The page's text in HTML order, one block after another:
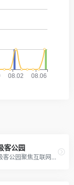
客公园
极客公园聚焦互联网领域，跟踪新鲜的科技新闻动态，关注极具创新精神的科技产品。